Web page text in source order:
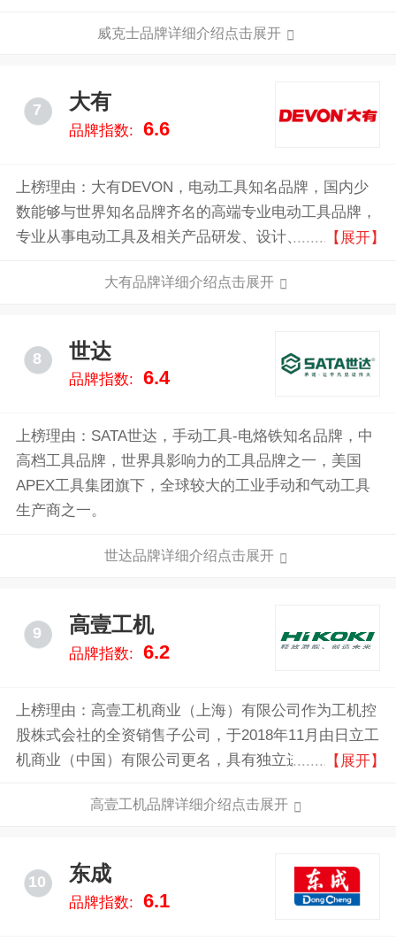
球用户提供高效、便捷的电动工具解决方案，是一个以
威克士品牌详细介绍点击展开
7 大有
品牌指数: 6.6
上榜理由：大有DEVON，电动工具知名品牌，国内少
数能够与世界知名品牌齐名的高端专业电动工具品牌，
专业从事电动工具及相关产品研发、设计、制造、测
【展开】
大有品牌详细介绍点击展开
8 世达
品牌指数: 6.4
上榜理由：SATA世达，手动工具-电烙铁知名品牌，中
高档工具品牌，世界具影响力的工具品牌之一，美国
APEX工具集团旗下，全球较大的工业手动和气动工具
生产商之一。
世达品牌详细介绍点击展开
9 高壹工机
品牌指数: 6.2
上榜理由：高壹工机商业（上海）有限公司作为工机控
股株式会社的全资销售子公司，于2018年11月由日立工
机商业（中国）有限公司更名，具有独立进出口权，承
售。目前，高壹工机产品线覆盖电动工具、引擎工具以
产品并拥有数千件技术专利。
【展开】
高壹工机品牌详细介绍点击展开
10 东成
品牌指数: 6.1